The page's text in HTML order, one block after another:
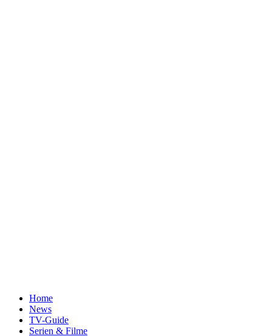
Home
News
TV-Guide
Serien & Filme